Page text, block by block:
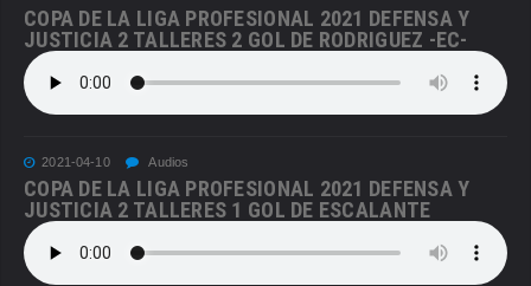
COPA DE LA LIGA PROFESIONAL 2021 DEFENSA Y
JUSTICIA 2 TALLERES 2 GOL DE RODRIGUEZ -EC-
2021-04-10 Audios
COPA DE LA LIGA PROFESIONAL 2021 DEFENSA Y
JUSTICIA 2 TALLERES 1 GOL DE ESCALANTE